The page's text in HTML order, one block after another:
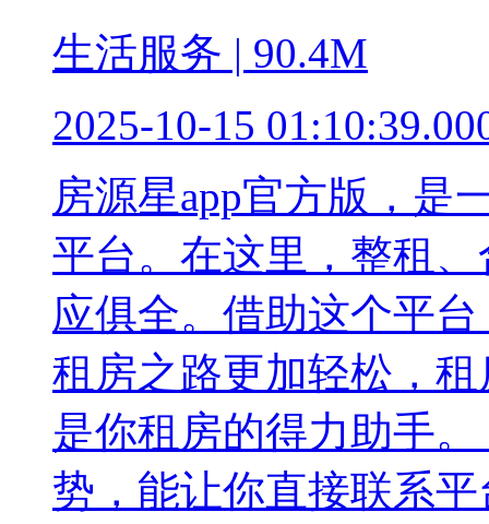
生活服务 | 90.4M
2025-10-15
房源星app官方版，是
平台。在这里，整租
应俱全。借助这个平
租房之路更加轻松，
是你租房的得力助手
势，能让你直接联系